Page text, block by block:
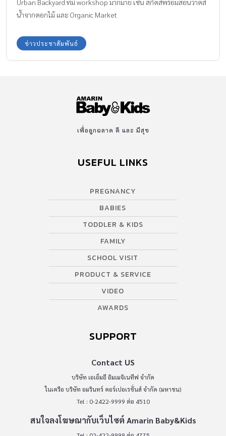
Urban Backyard ที่มี workshop มากมาย เช่น สกัดสีพร้อมสอนวาดสี
น้ำจากดอกไม้ และ Organic Market
ข่าวประชาสัมพันธ์
เพื่อลูกฉลาด ดี และ มีสุข
USEFUL LINKS
PREGNANCY
BABIES
TODDLER & KIDS
FAMILY
SCHOOL VISIT
PRODUCT & SERVICE
VIDEO
AWARDS
SUPPORT
Contact US
บริษัท เอเอ็มอี อิมเมจิเนทีฟ จำกัด
ในเครือ บริษัท อมรินทร์ คอร์เปอเรชั่นส์ จำกัด (มหาชน)
Tel : 0-2422-9999 ต่อ 4510
สนใจลงโฆษณากับเว็บไซต์ Amarin Baby&Kids